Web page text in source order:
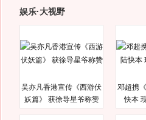
娱乐·大视野
吴亦凡香港宣传《西游伏
妖篇》 获徐导星爷称赞
邓超携
快本